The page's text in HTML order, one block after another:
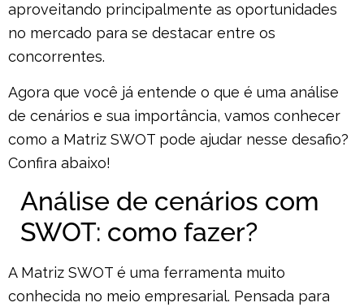
aproveitando principalmente as oportunidades
no mercado para se destacar entre os
concorrentes.
Agora que você já entende o que é uma análise
de cenários e sua importância, vamos conhecer
como a Matriz SWOT pode ajudar nesse desafio?
Confira abaixo!
Análise de cenários com
SWOT: como fazer?
A Matriz SWOT é uma ferramenta muito
conhecida no meio empresarial. Pensada para